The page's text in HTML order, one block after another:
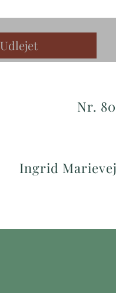
Udlejet
Nr. 80
Ingrid